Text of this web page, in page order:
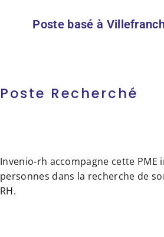
Poste basé à
Poste Recherché
Invenio-rh accompagne cette PME
personnes dans la recherche de
RH.